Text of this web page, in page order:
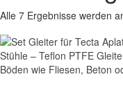
Alle 7 Ergebnisse werden